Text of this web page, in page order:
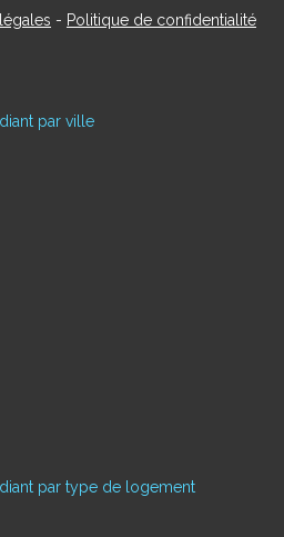
- Politique de confidentialité
par ville
par type de logement